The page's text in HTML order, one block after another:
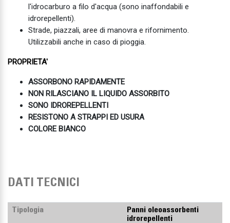
l'idrocarburo a filo d'acqua (sono inaffondabili e
idrorepellenti).
Strade, piazzali, aree di manovra e rifornimento.
Utilizzabili anche in caso di pioggia.
PROPRIETA'
ASSORBONO RAPIDAMENTE
NON RILASCIANO IL LIQUIDO ASSORBITO
SONO IDROREPELLENTI
RESISTONO A STRAPPI ED USURA
COLORE BIANCO
DATI TECNICI
Tipologia
Panni oleoassorbenti
idrorepellenti